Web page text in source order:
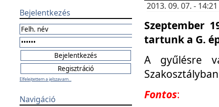
Bejelentkezés
Elfelejtettem a jelszavam...
Navigáció
2013. 09. 07. -
Szeptember
tartunk a G.
A gyűlésre
Fontos: